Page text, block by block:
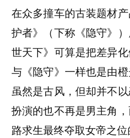
在众多撞车的古装题材
护者》（下称《隐守》
世天下》可算是把差异
与《隐守》一样也是由
虽然是古风，但却并不
扮演的也不再是男主角
路求生最终夺取女帝之位